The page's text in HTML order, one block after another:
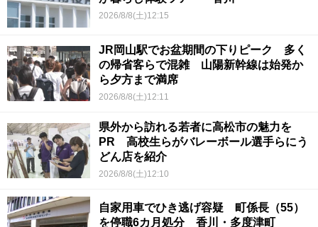
2026/8/8(土)12:15
JR岡山駅でお盆期間の下りピーク 多く
の帰省客らで混雑 山陽新幹線は始発か
ら夕方まで満席
2026/8/8(土)12:11
県外から訪れる若者に高松市の魅力を
PR 高校生らがバレーボール選手らにう
どん店を紹介
2026/8/8(土)12:10
自家用車でひき逃げ容疑 町係長（55）
を停職6カ月処分 香川・多度津町